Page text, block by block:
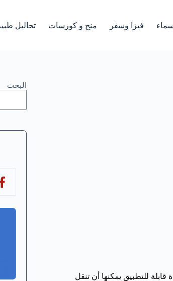
فيزا وسفر منح و كورسات تحاليل
للتطبيق يمكنها أن تنقل
البحث